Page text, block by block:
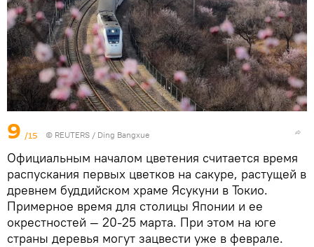
9 /15 © REUTERS / Ding Bangxue
Официальным началом цветения считается время
распускания первых цветков на сакуре, растущей в
древнем буддийском храме Ясукуни в Токио.
Примерное время для столицы Японии и ее
окрестностей — 20-25 марта. При этом на юге
страны деревья могут зацвести уже в феврале.